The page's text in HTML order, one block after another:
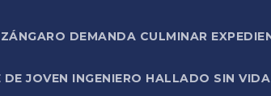
DEMANDA CULMINAR
JOVEN INGENIERO HALLADO SIN